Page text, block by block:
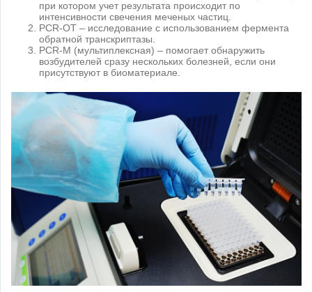
при котором учет результата происходит по
интенсивности свечения меченых частиц.
PCR-ОТ – исследование с использованием фермента
обратной транскриптазы.
PCR-М (мультиплексная) – помогает обнаружить
возбудителей сразу нескольких болезней, если они
присутствуют в биоматериале.